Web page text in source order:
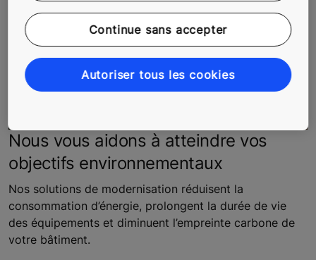
Nous vous aidons à atteindre vos
objectifs environnementaux
Nos solutions de modernisation réduisent la
consommation d’énergie, prolongent la durée de vie
des équipements et diminuent l’empreinte carbone de
votre bâtiment.
Continue sans accepter
Autoriser tous les cookies